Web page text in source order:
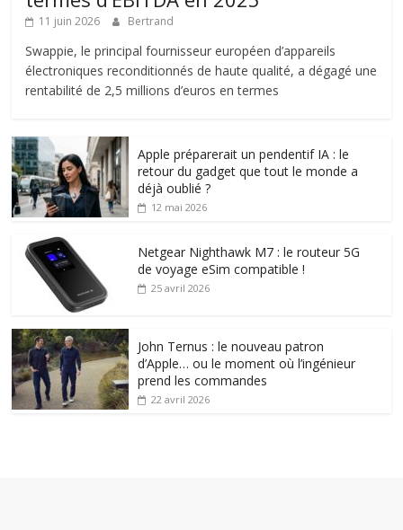
11 juin 2026 Bertrand
Swappie, le principal fournisseur européen d’appareils
électroniques reconditionnés de haute qualité, a dégagé une
rentabilité de 2,5 millions d’euros en termes
Apple préparerait un pendentif IA : le
retour du gadget que tout le monde a
déjà oublié ?
12 mai 2026
Netgear Nighthawk M7 : le routeur 5G
de voyage eSim compatible !
25 avril 2026
John Ternus : le nouveau patron
d’Apple… ou le moment où l’ingénieur
prend les commandes
22 avril 2026